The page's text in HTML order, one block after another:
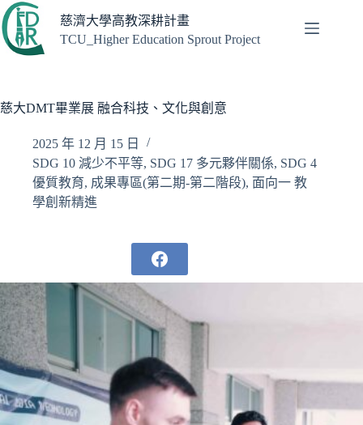
跳
至
主
容
慈濟大學高教深耕計畫
TCU_Higher Education Sprout Project
慈大DMT畢業展 融合科技、文化與創意
2025 年 12 月 15 日
SDG 10 減少不平等, SDG 17 多元夥伴關係, SDG 4
優質教育, 成果專區(第二期-第二階段), 面向一 教
學創新精進